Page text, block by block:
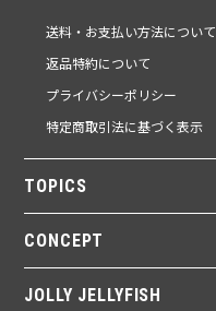
送料・お支払い方法について
返品特約について
プライバシーポリシー
特定商取引法に基づく表示
TOPICS
CONCEPT
JOLLY JELLYFISH